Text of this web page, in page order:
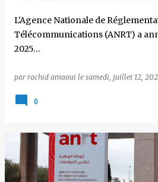
L'Agence Nationale de
Télécommunications (ANRT) a
2025…
par rachid amaoui le samedi, juillet 12,
0